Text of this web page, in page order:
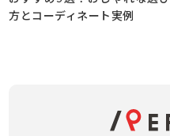
方とコーディネート実例